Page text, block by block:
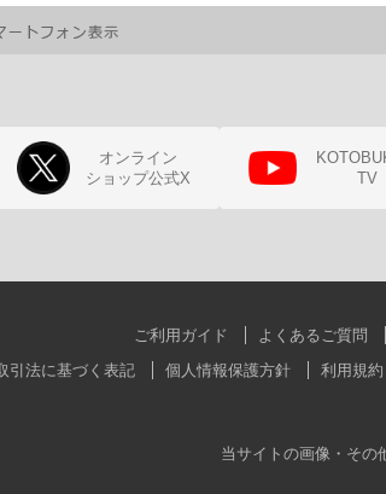
オンライン
ショップ公式X
TV
ご利用ガイド よくあるご質問
引法に基づく表記
個人情報保護方針 利用規約
当サイトの画像・その